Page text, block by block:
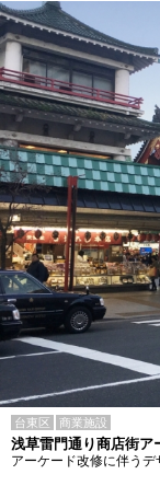
台東区 商業施設
浅草雷門通り商店街ア
アーケード改修に伴うデ